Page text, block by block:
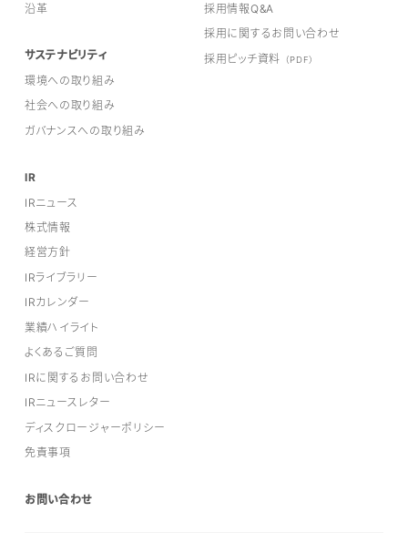
沿革
サステナビリティ
環境への取り組み
社会への取り組み
ガバナンスへの取り組み
採用情報Q&A
採用に関するお問い合わせ
採用ピッチ資料
（PDF）
IR
IRニュース
株式情報
経営方針
IRライブラリー
IRカレンダー
業績ハイライト
よくあるご質問
IRに関するお問い合わせ
IRニュースレター
ディスクロージャーポリシー
免責事項
お問い合わせ